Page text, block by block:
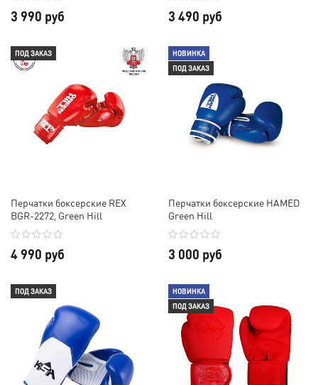
3 990 руб 3 490 руб
ПОД ЗАКАЗ
Перчатки боксерские REX
BGR-2272, Green Hill
4 990 руб
НОВИНКА
ПОД ЗАКАЗ
Перчатки боксерские HAMED
Green Hill
3 000 руб
ПОД ЗАКАЗ
НОВИНКА
ПОД ЗАКАЗ